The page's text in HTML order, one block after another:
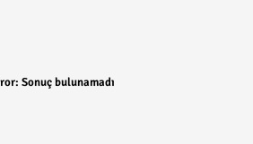
Sonuç bulunamadı